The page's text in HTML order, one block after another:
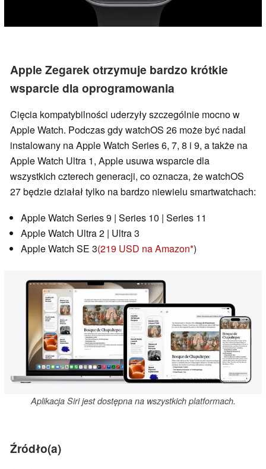
Apple Zegarek otrzymuje bardzo krótkie
wsparcie dla oprogramowania
Cięcia kompatybilności uderzyły szczególnie mocno w
Apple Watch. Podczas gdy watchOS 26 może być nadal
instalowany na Apple Watch Series 6, 7, 8 i 9, a także na
Apple Watch Ultra 1, Apple usuwa wsparcie dla
wszystkich czterech generacji, co oznacza, że watchOS
27 będzie działał tylko na bardzo niewielu smartwatchach:
Apple Watch Series 9 | Series 10 | Series 11
Apple Watch Ultra 2 | Ultra 3
Apple Watch SE 3(219 USD na Amazon )
Aplikacja Siri jest dostępna na wszystkich platformach.
Źródło(a)